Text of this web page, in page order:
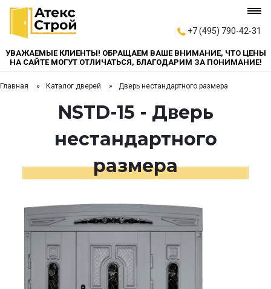
+7 (495) 790-42-31
УВАЖАЕМЫЕ КЛИЕНТЫ! ОБРАЩАЕМ ВАШЕ ВНИМАНИЕ, ЧТО ЦЕНЫ
НА САЙТЕ МОГУТ ОТЛИЧАТЬСЯ, БЛАГОДАРИМ ЗА ПОНИМАНИЕ!
Главная Каталог дверей Дверь нестандартного размера
NSTD-15 - Дверь
нестандартного
размера